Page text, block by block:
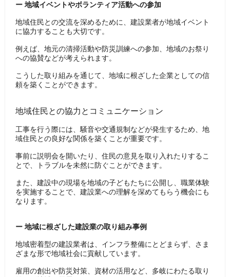
ー 地域イベントやボランティア活動への参加
地域住民との交流を深めるために、建設業者が地域イベント
に協力することも大切です。
例えば、地元の清掃活動や防災訓練への参加、地域のお祭り
への協賛などが考えられます。
こうした取り組みを通じて、地域に根ざした企業としての信
頼を築くことができます。
地域住民との協力とコミュニケーション
工事を行う際には、騒音や交通規制などが発生するため、地
域住民との良好な関係を築くことが重要です。
事前に説明会を開いたり、住民の意見を取り入れたりするこ
とで、トラブルを未然に防ぐことができます。
また、建設中の現場を地域の子どもたちに公開し、職業体験
を実施することで、建設業への理解を深めてもらう機会にも
なります。
ー 地域に根ざした建設業の取り組み事例
地域密着型の建設業者は、インフラ整備にとどまらず、さま
ざまな形で地域社会に貢献しています。
雇用の創出や防災対策、資材の活用など、多岐にわたる取り